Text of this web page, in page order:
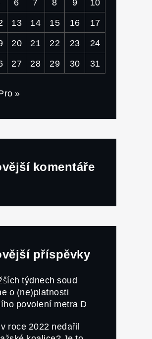
13 14 15 16
17
20 21 22 23
24
27 28 29 30 31
»
komentáře
příspěvky
týdnech soud
o (ne)platnosti
povolení metra D
roce 2022 nedařil